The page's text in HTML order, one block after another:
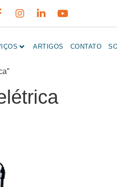
ARTIGOS CONTATO